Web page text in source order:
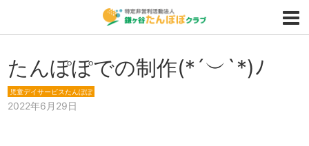
たんぽぽでの制作(*´︶`*)ﾉ
児童デイサービスたんぽぽ
2022年6月29日